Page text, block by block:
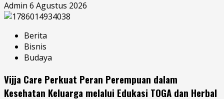
Admin 6 Agustus 2026
Berita
Bisnis
Budaya
Vijja Care Perkuat Peran Perempuan dalam
Kesehatan Keluarga melalui Edukasi TOGA dan Herbal